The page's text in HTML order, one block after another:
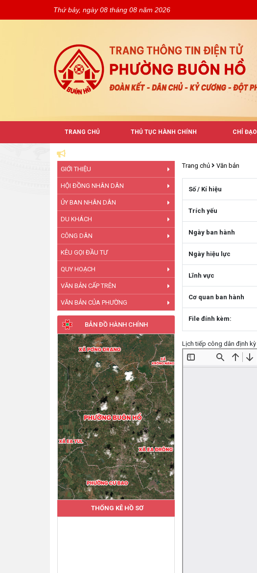
Thứ bảy, ngày 08 tháng 08 năm 2026
TRANG CHỦ THỦ TỤC HÀNH CHÍNH CHỈ
GIỚI THIỆU
HỘI ĐỒNG NHÂN DÂN
ỦY BAN NHÂN DÂN
DU KHÁCH
CÔNG DÂN
KÊU GỌI ĐẦU TƯ
QUY HOẠCH
VĂN BẢN CẤP TRÊN
VĂN BẢN CỦA PHƯỜNG
BẢN ĐỒ HÀNH CHÍNH
THỐNG KÊ HỒ SƠ
Trang chủ Văn bản
Số / Kí hiệu
Trích yếu
Ngày ban hành
Ngày hiệu lực
Lĩnh vực
Cơ quan ban hành
File đính kèm:
Lịch tiếp công dân định